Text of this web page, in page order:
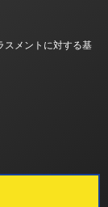
スメントに対する基